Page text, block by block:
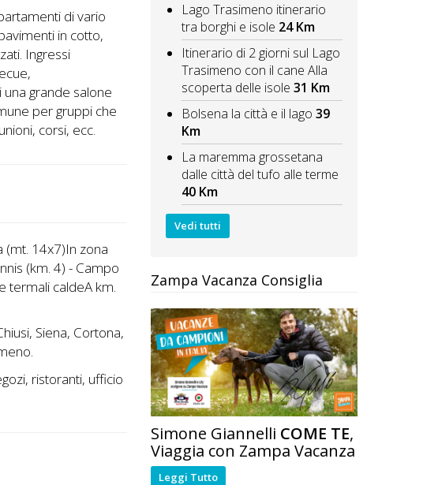
di vario
in cotto,
Ingressi
grande salone
per gruppi che
corsi, ecc.
(mt. 14x7)In zona
(km. 4) - Campo
termali caldeA km.
Siena, Cortona,
ristoranti, ufficio
Lago Trasimeno itinerario
tra borghi e isole 24 Km
Itinerario di 2 giorni sul Lago
Trasimeno con il cane Alla
scoperta delle isole 31 Km
Bolsena la città e il lago 39
Km
La maremma grossetana
dalle città del tufo alle terme
40 Km
Vedi tutti
Zampa Vacanza Consiglia
Simone Giannelli COME TE,
Viaggia con Zampa Vacanza
Leggi Tutto